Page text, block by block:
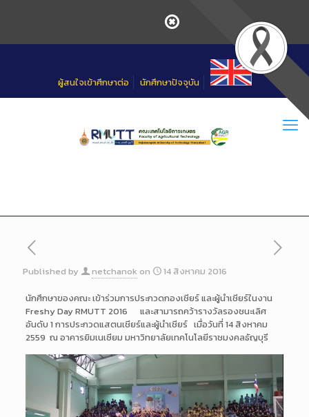
ผู้สนใจเข้าศึกษาต่อ นักศึกษาปัจจุบัน
Published by netchanok on 14 สิงหาคม 2016
นักศึกษาของคณะ เข้าร่วมการประกวดกองเชียร์ และผู้นำเชียร์ในงาน
Freshy Day RMUTT 2016 และสามารถคว้ารางวัลรองชนะเลิศ
อันดับ 1 การประกวดแสตนเชียร์และผู้นำเชียร์ เมื่อวันที่ 14 สิงหาคม
2559 ณ อาคารยิมเนเซียม มหาวิทยาลัยเทคโนโลยีราชมงคลธัญบุรี